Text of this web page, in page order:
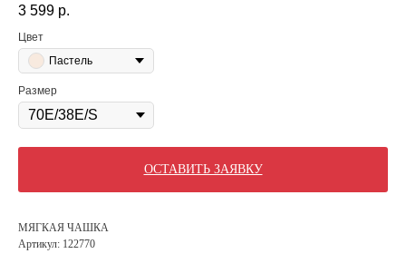
3 599 р.
Цвет
Пастель
Размер
ОСТАВИТЬ ЗАЯВКУ
МЯГКАЯ ЧАШКА
Артикул: 122770